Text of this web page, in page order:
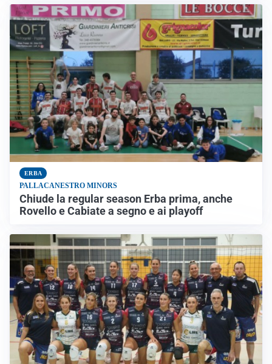
ERBA
PALLACANESTRO MINORS
Chiude la regular season Erba prima, anche
Rovello e Cabiate a segno e ai playoff